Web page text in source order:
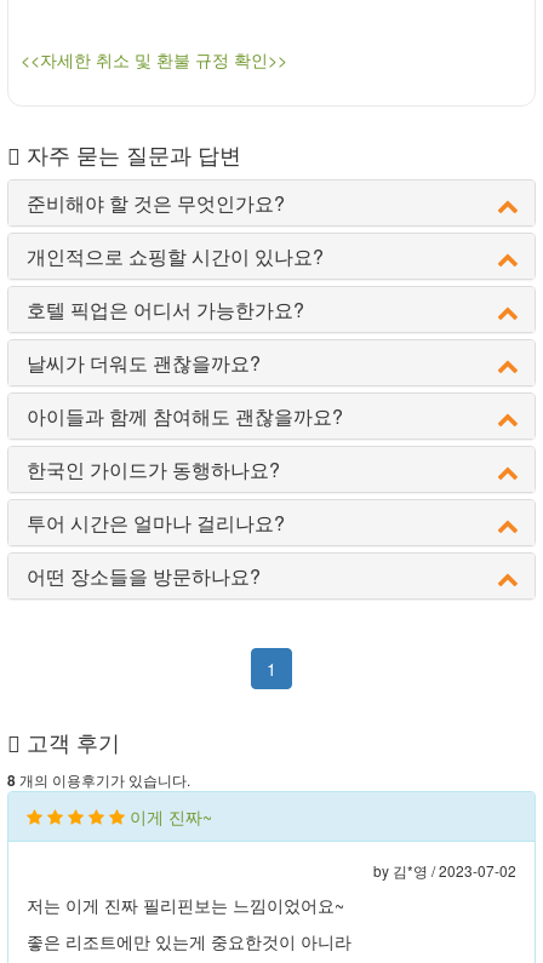
<<자세한 취소 및 환불 규정 확인>>
자주 묻는 질문과 답변
준비해야 할 것은 무엇인가요?
개인적으로 쇼핑할 시간이 있나요?
호텔 픽업은 어디서 가능한가요?
날씨가 더워도 괜찮을까요?
아이들과 함께 참여해도 괜찮을까요?
한국인 가이드가 동행하나요?
투어 시간은 얼마나 걸리나요?
어떤 장소들을 방문하나요?
1
고객 후기
8 개의 이용후기가 있습니다.
이게 진짜~
by 김*영 /2023-07-02
저는 이게 진짜 필리핀보는 느낌이었어요~
좋은 리조트에만 있는게 중요한것이 아니라